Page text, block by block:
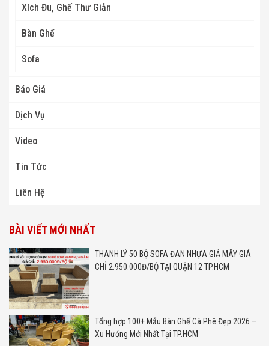
Xích Đu, Ghế Thư Giản
Bàn Ghế
Sofa
Báo Giá
Dịch Vụ
Video
Tin Tức
Liên Hệ
BÀI VIẾT MỚI NHẤT
THANH LÝ 50 BỘ SOFA ĐAN NHỰA GIẢ MÂY GIÁ
CHỈ 2.950.000Đ/BỘ TẠI QUẬN 12 TP.HCM
Tổng hợp 100+ Mẫu Bàn Ghế Cà Phê Đẹp 2026 –
Xu Hướng Mới Nhất Tại TP.HCM